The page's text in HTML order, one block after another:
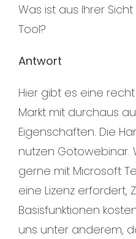
Was ist aus Ihrer
Tool?
Antwort
Hier gibt es eine
Markt mit durchaus
Eigenschaften. Die
nutzen Gotowebinar.
gerne mit Microsoft
eine Lizenz erfordert,
Basisfunktionen
uns unter anderem,